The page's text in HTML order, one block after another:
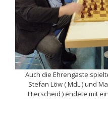
Auch die Ehrengäste
Stefan Löw ( MdL ) und
Hierscheid ) endete mit